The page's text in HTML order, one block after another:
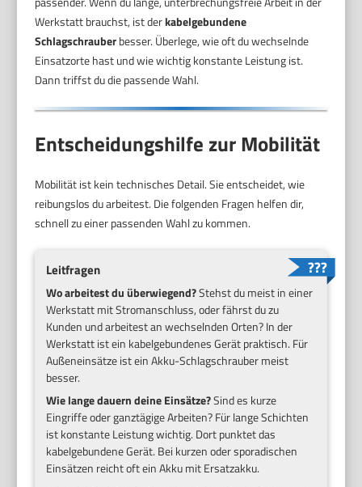
Werkstatt brauchst, ist derkabelgebundene
Schlagschrauberbesser. Überlege, wie oft du wechselnde
Einsatzorte hast und wie wichtig konstante Leistung ist.
Dann triffst du die passende Wahl.
Entscheidungshilfe zur Mobilität
Mobilität ist kein technisches Detail. Sie entscheidet, wie
reibungslos du arbeitest. Die folgenden Fragen helfen dir,
schnell zu einer passenden Wahl zu kommen.
Leitfragen
Wo arbeitest du überwiegend?Stehst du meist in einer
Werkstatt mit Stromanschluss, oder fährst du zu
Kunden und arbeitest an wechselnden Orten? In der
Werkstatt ist ein kabelgebundenes Gerät praktisch. Für
Außeneinsätze ist ein Akku-Schlagschrauber meist
besser.
Wie lange dauern deine Einsätze?Sind es kurze
Eingriffe oder ganztägige Arbeiten? Für lange Schichten
ist konstante Leistung wichtig. Dort punktet das
kabelgebundene Gerät. Bei kurzen oder sporadischen
Einsätzen reicht oft ein Akku mit Ersatzakku.